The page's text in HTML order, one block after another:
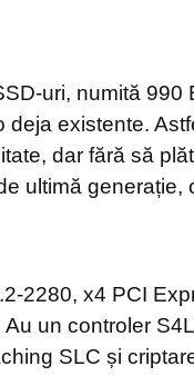
uri, numită 990
existente.
dar fără să
ultimă generație,
2280, x4 PCI
un controler
SLC și